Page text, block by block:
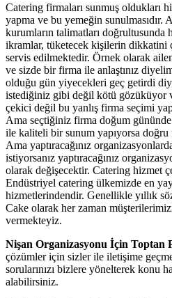
Catering firmaları sunmuş oldukları
yapma ve bu yemeğin sunulmasıdır.
kurumların talimatları doğrultusunda
ikramlar, tüketecek kişilerin dikkatini
servis edilmektedir. Örnek olarak
ve sizde bir firma ile anlaştınız
olduğu gün yiyecekleri geç getirdi
istediğiniz gibi değil kötü gözüküyor
çekici değil bu yanlış firma seçimi
Ama seçtiğiniz firma doğum
ile kaliteli bir sunum yapıyorsa doğru
Ama yaptıracağınız
istiyorsanız yaptıracağınız
olarak değişecektir. Catering hizmet
Endüstriyel catering ülkemizde en
hizmetlerindendir. Genellikle yıllık
Cake olarak her zaman
vermekteyiz.
Nişan Organizasyonu İçin Toptan
çözümler için sizler ile iletişime
sorularınızı bizlere yönelterek konu
alabilirsiniz.